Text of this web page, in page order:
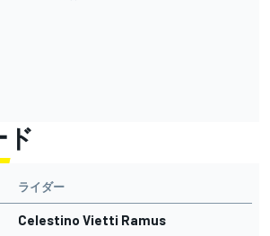
ド
ライダー
Celestino Vietti Ramus